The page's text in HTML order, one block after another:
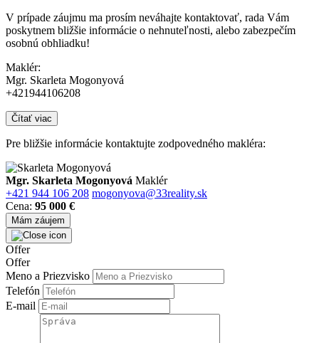
V prípade záujmu ma prosím neváhajte kontaktovať, rada Vám
poskytnem bližšie informácie o nehnuteľnosti, alebo zabezpečím
osobnú obhliadku!
Maklér:
Mgr. Skarleta Mogonyová
+421944106208
Čítať viac
Pre bližšie informácie kontaktujte zodpovedného makléra:
Mgr. Skarleta Mogonyová Maklér
+421 944 106 208 mogonyova@33reality.sk
Cena: 95 000 €
Mám záujem
Offer
Offer
Meno a Priezvisko
Telefón
E-mail